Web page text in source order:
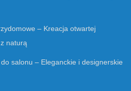
– Kreacja otwartej
naturą
salonu – Eleganckie i designerskie